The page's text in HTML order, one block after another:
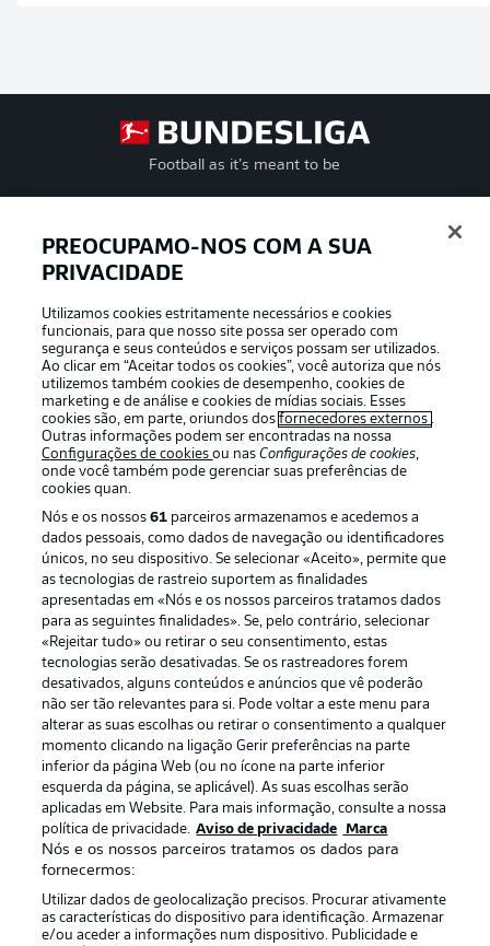
Football as it’s meant to be
APLICATIVO DA BUNDESLIGA
Oferecido por
Publicidade Avisos legais
Gerir preferências Aviso de privacidade
Emissoras
Trabalhe conosco Marca
Contato Jogadores
PREOCUPAMO-NOS COM A SUA
PRIVACIDADE
Utilizamos cookies estritamente necessários e cookies
funcionais, para que nosso site possa ser operado com
segurança e seus conteúdos e serviços possam ser utilizados.
Ao clicar em “Aceitar todos os cookies”, você autoriza que nós
utilizemos também cookies de desempenho, cookies de
marketing e de análise e cookies de mídias sociais. Esses
cookies são, em parte, oriundos dosfornecedores externos .
Outras informações podem ser encontradas na nossa
Configurações de cookiesou nasConfigurações de cookies,
onde você também pode gerenciar suas preferências de
cookies quan.
Nós e os nossos61 parceiros armazenamos e acedemos a
dados pessoais, como dados de navegação ou identificadores
únicos, no seu dispositivo. Se selecionar «Aceito», permite que
as tecnologias de rastreio suportem as finalidades
apresentadas em «Nós e os nossos parceiros tratamos dados
para as seguintes finalidades». Se, pelo contrário, selecionar
«Rejeitar tudo» ou retirar o seu consentimento, estas
tecnologias serão desativadas. Se os rastreadores forem
desativados, alguns conteúdos e anúncios que vê poderão
não ser tão relevantes para si. Pode voltar a este menu para
alterar as suas escolhas ou retirar o consentimento a qualquer
momento clicando na ligação Gerir preferências na parte
inferior da página Web (ou no ícone na parte inferior
esquerda da página, se aplicável). As suas escolhas serão
aplicadas em Website. Para mais informação, consulte a nossa
política de privacidade. Aviso de privacidade Marca
Nós e os nossos parceiros tratamos os dados para
fornecermos:
Utilizar dados de geolocalização precisos. Procurar ativamente
as características do dispositivo para identificação. Armazenar
e/ou aceder a informações num dispositivo. Publicidade e